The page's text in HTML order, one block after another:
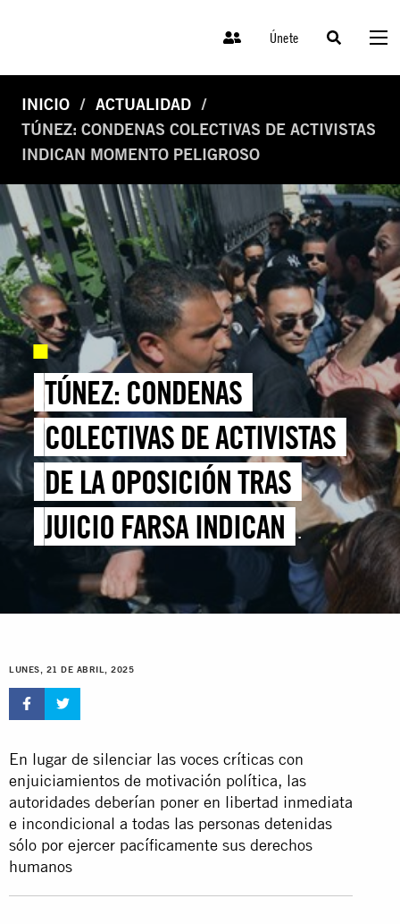
Únete
INICIO
ACTUALIDAD
TÚNEZ: CONDENAS COLECTIVAS DE ACTIVISTAS
INDICAN MOMENTO PELIGROSO
TÚNEZ: CONDENAS
COLECTIVAS DE ACTIVISTAS
DE LA OPOSICIÓN TRAS
JUICIO FARSA INDICAN
MOMENTO PELIGROSO
LUNES, 21 DE ABRIL, 2025
En lugar de silenciar las voces críticas con
enjuiciamientos de motivación política, las
autoridades deberían poner en libertad inmediata
e incondicional a todas las personas detenidas
sólo por ejercer pacíficamente sus derechos
humanos